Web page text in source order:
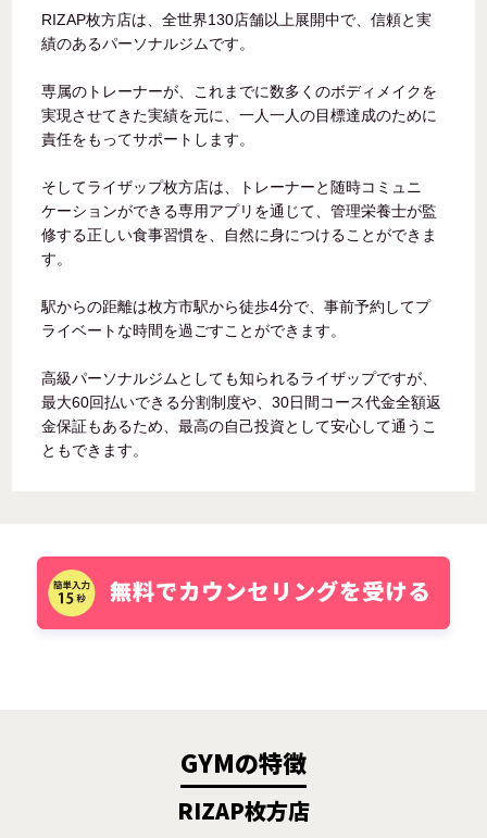
RIZAP枚方店は、全世界130店舗以上展開中で、信頼と実
績のあるパーソナルジムです。
専属のトレーナーが、これまでに数多くのボディメイクを
実現させてきた実績を元に、一人一人の目標達成のために
責任をもってサポートします。
そしてライザップ枚方店は、トレーナーと随時コミュニ
ケーションができる専用アプリを通じて、管理栄養士が監
修する正しい食事習慣を、自然に身につけることができま
す。
駅からの距離は枚方市駅から徒歩4分で、事前予約してプ
ライベートな時間を過ごすことができます。
高級パーソナルジムとしても知られるライザップですが、
最大60回払いできる分割制度や、30日間コース代金全額返
金保証もあるため、最高の自己投資として安心して通うこ
ともできます。
GYMの特徴
RIZAP枚方店